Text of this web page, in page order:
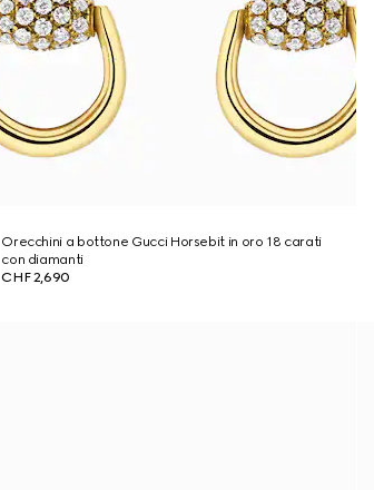
Orecchini a bottone Gucci Horsebit in oro 18 carati
con diamanti
CHF 2,690